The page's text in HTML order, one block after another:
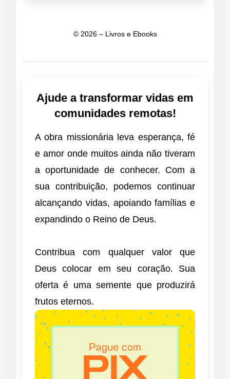
© 2026 – Livros e Ebooks
Ajude a transformar vidas em
comunidades remotas!
A obra missionária leva esperança, fé
e amor onde muitos ainda não tiveram
a oportunidade de conhecer. Com a
sua contribuição, podemos continuar
alcançando vidas, apoiando famílias e
expandindo o Reino de Deus.
Contribua com qualquer valor que
Deus colocar em seu coração. Sua
oferta é uma semente que produzirá
frutos eternos.